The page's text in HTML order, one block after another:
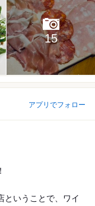
15
アプリでフォロー
ということで、ワイ